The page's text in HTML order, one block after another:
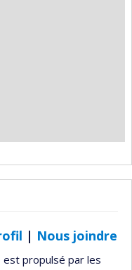
| Nous joindre
propulsé par les